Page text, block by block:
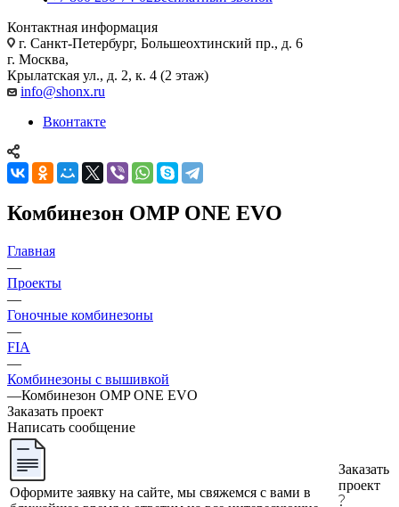
Контактная информация
г. Санкт-Петербург, Большеохтинский пр., д. 6
г. Москва,
Крылатская ул., д. 2, к. 4 (2 этаж)
info@shonx.ru
Вконтакте
Комбинезон OMP ONE EVO
Главная
—
Проекты
—
Гоночные комбинезоны
—
FIA
—
Комбинезоны с вышивкой
—Комбинезон OMP ONE EVO
Заказать проект
Написать сообщение
Оформите заявку на сайте, мы свяжемся с вами в
Заказать
проект